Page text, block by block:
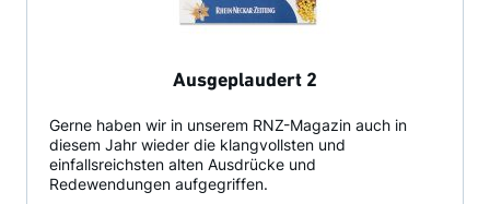
Ausgeplaudert 2
Gerne haben wir in unserem RNZ-Magazin auch in
diesem Jahr wieder die klangvollsten und
einfallsreichsten alten Ausdrücke und
Redewendungen aufgegriffen.